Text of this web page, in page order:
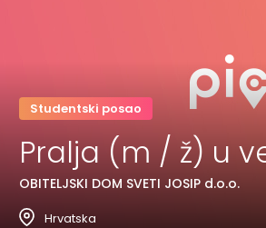
Studentski posao
Pralja (m / ž) u
OBITELJSKI DOM SVETI JOSIP d.o.o.
Hrvatska